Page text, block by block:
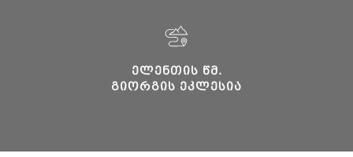
ᲔᲚᲔᲜᲗᲘᲡ ᲬᲛ.
ᲒᲘᲝᲠᲒᲘᲡ ᲔᲙᲚᲔᲡᲘᲐ